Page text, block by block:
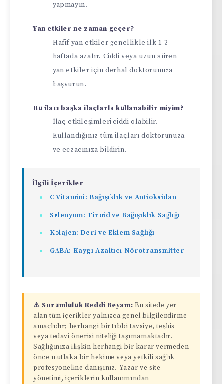
yapmayın.
Yan etkiler ne zaman geçer?
Hafif yan etkiler genellikle ilk 1-2
haftada azalır. Ciddi veya uzun süren
yan etkiler için derhal doktorunuza
başvurun.
Bu ilacı başka ilaçlarla kullanabilir miyim?
İlaç etkileşimleri ciddi olabilir.
Kullandığınız tüm ilaçları doktorunuza
ve eczacınıza bildirin.
İlgili İçerikler
C Vitamini: Bağışıklık ve Antioksidan
Selenyum: Tiroid ve Bağışıklık Sağlığı
Kolajen: Deri ve Eklem Sağlığı
GABA: Kaygı Azaltıcı Nörotransmitter
⚠️ Sorumluluk Reddi Beyanı: Bu sitede yer
alan tüm içerikler yalnızca genel bilgilendirme
amaçlıdır; herhangi bir tıbbi tavsiye, teşhis
veya tedavi önerisi niteliği taşımamaktadır.
Sağlığınıza ilişkin herhangi bir karar vermeden
önce mutlaka bir hekime veya yetkili sağlık
profesyoneline danışınız. Yazar ve site
yönetimi, içeriklerin kullanımından